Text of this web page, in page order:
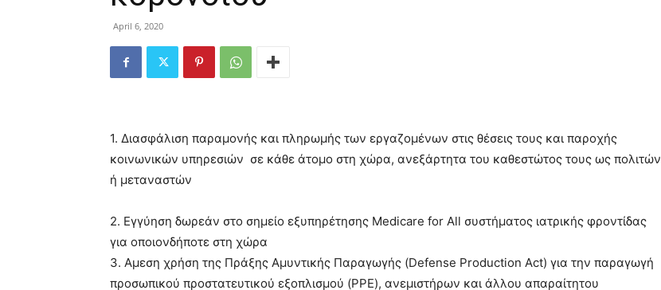
April 6, 2020
1. Διασφάλιση παραμονής και πληρωμής των εργαζομένων στις θέσεις τους και παροχής
κοινωνικών υπηρεσιών σε κάθε άτομο στη χώρα, ανεξάρτητα του καθεστώτος τους ως πολιτών
ή μεταναστών
2. Εγγύηση δωρεάν στο σημείο εξυπηρέτησης Medicare for All συστήματος ιατρικής φροντίδας
για οποιονδήποτε στη χώρα
3. Αμεση χρήση της Πράξης Αμυντικής Παραγωγής (Defense Production Act) για την παραγωγή
προσωπικού προστατευτικού εξοπλισμού (PPE), ανεμιστήρων και άλλου απαραίτητου